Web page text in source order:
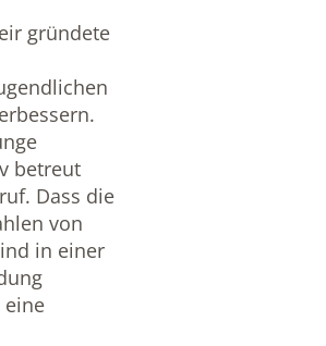
gründete
betreut
Dass die
von
in einer
eine